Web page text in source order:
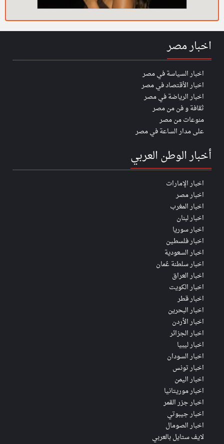
اخبار مصر
اخبار السياسة في مصر
اخبار الأقتصاد في مصر
اخبار الرياضة في مصر
ثقافة و فن من مصر
منوعات من مصر
على مدار الساعة في مصر
أخبار الوطن العربي
اخبار الإمارات
اخبار مصر
اخبار المغرب
اخبار لبنان
اخبار سوريا
اخبار فلسطين
اخبار السعودية
اخبار سلطنة عُمان
اخبار العراق
اخبار الكويت
اخبار قطر
اخبار البحرين
اخبار الأردن
اخبار الجزائر
اخبار ليبيا
اخبار السودان
اخبار تونس
اخبار اليمن
اخبار موريتانيا
اخبار جزر القمر
اخبار جيبوتي
اخبار الصومال
لايف ستايل بالعربي